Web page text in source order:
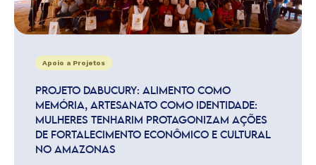
Apoio a Projetos
PROJETO DABUCURY: ALIMENTO COMO
MEMÓRIA, ARTESANATO COMO IDENTIDADE:
MULHERES TENHARIM PROTAGONIZAM AÇÕES
DE FORTALECIMENTO ECONÔMICO E CULTURAL
NO AMAZONAS